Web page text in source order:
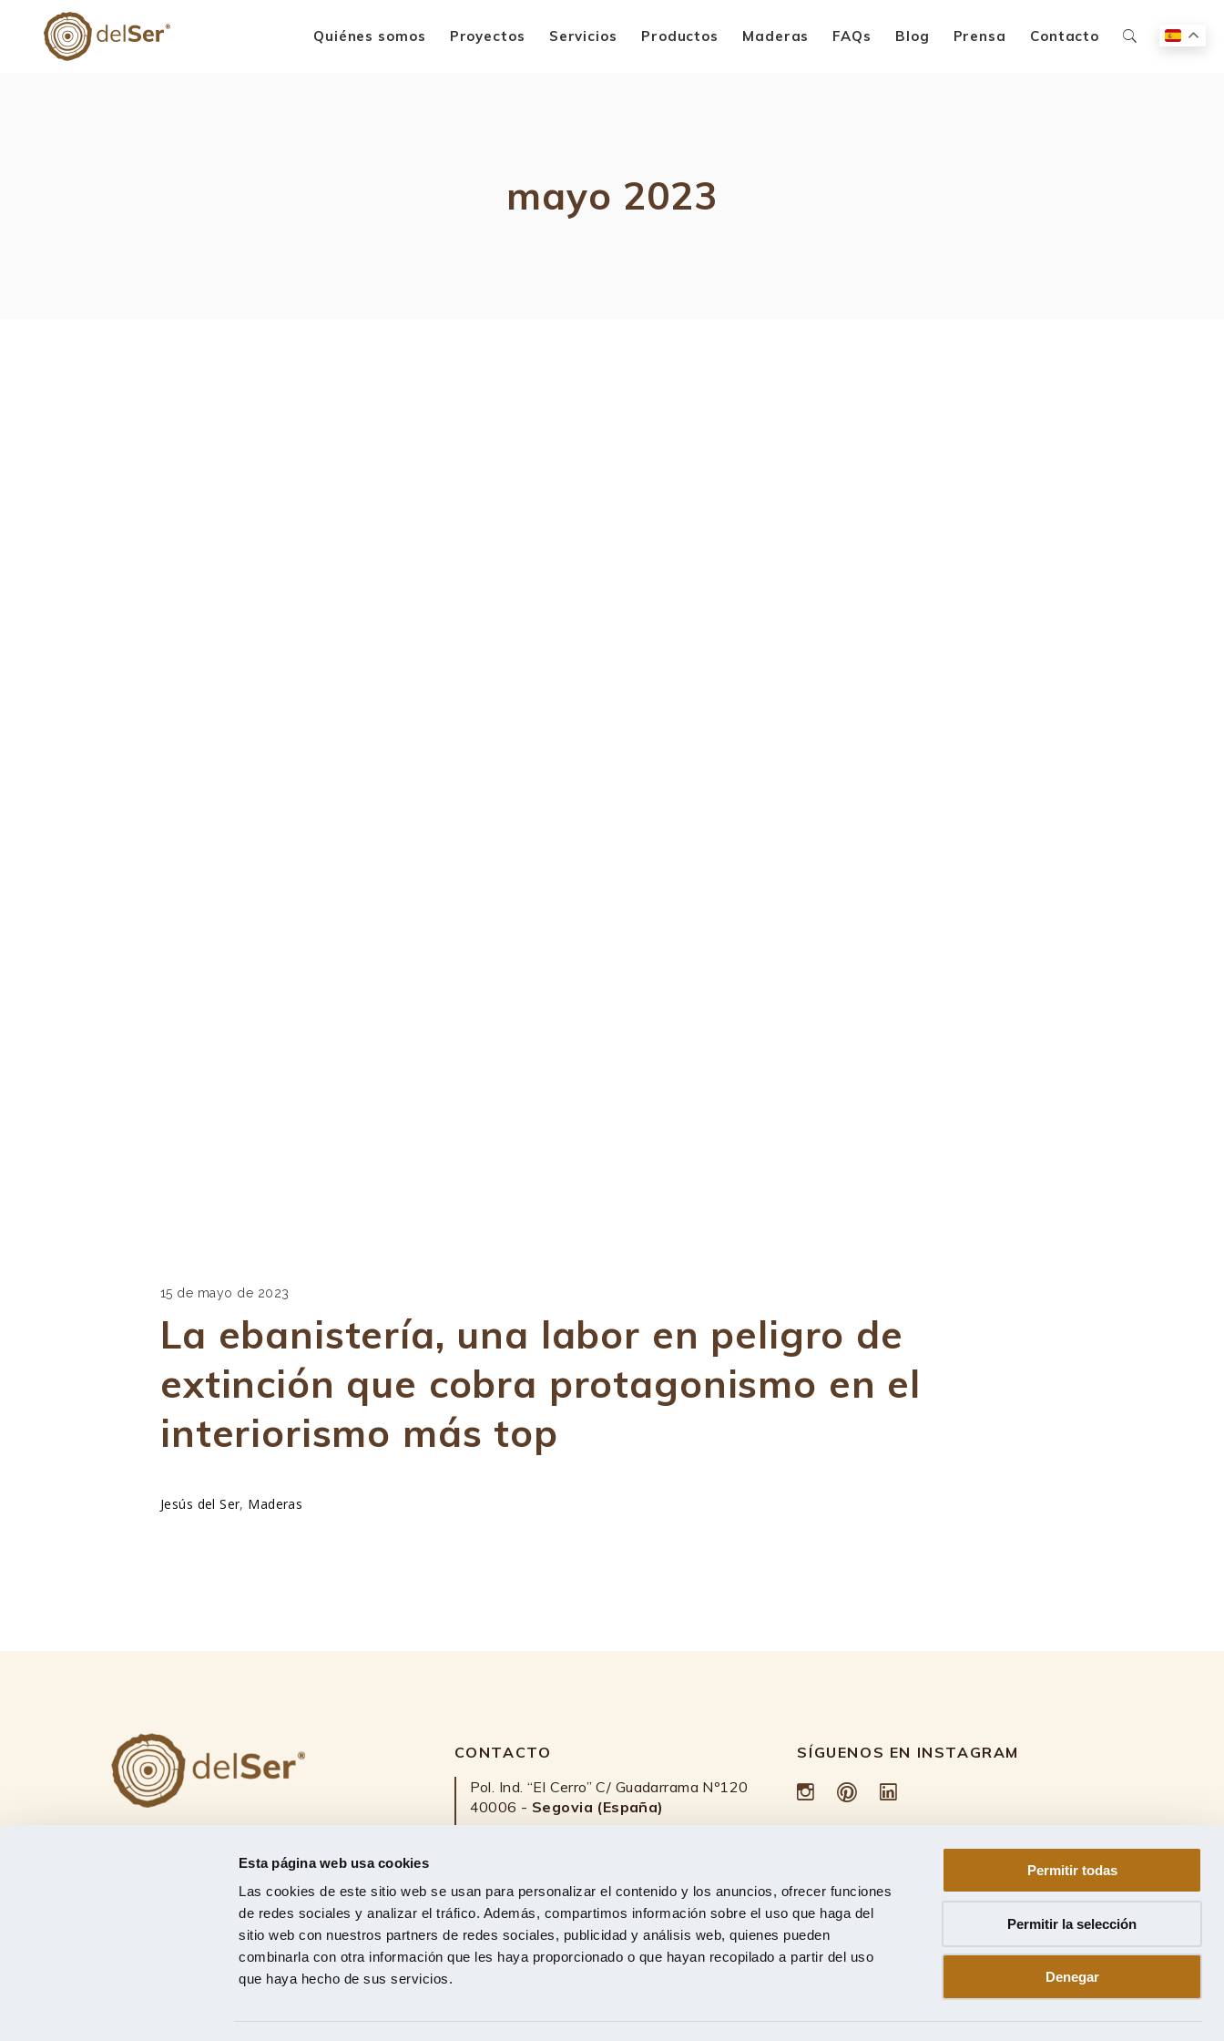
Esta página web usa cookies
Las cookies de este sitio web se usan para personalizar el contenido y los anuncios, ofrecer funciones
de redes sociales y analizar el tráfico. Además, compartimos información sobre el uso que haga del
sitio web con nuestros partners de redes sociales, publicidad y análisis web, quienes pueden
combinarla con otra información que les haya proporcionado o que hayan recopilado a partir del uso
que haya hecho de sus servicios.
Permitir todas
Permitir la selección
Denegar
Quiénes somos Proyectos Servicios Productos Maderas FAQs Blog Prensa Contacto
mayo 2023
15 de mayo de 2023
La ebanistería, una labor en peligro de
extinción que cobra protagonismo en el
interiorismo más top
Jesús del Ser, Maderas
, artesanos y fabricantes
AITIM(Asociación de
investigación de las industrias de la madera)
con el objetivo de seguir en la vanguardia
CONTACTO
Pol. Ind. “El Cerro” C/ Guadarrama Nº120
40006 - Segovia (España)
921 42 90 40
676 918 264/610 55 30 99(Madrid)
SÍGUENOS EN INSTAGRAM